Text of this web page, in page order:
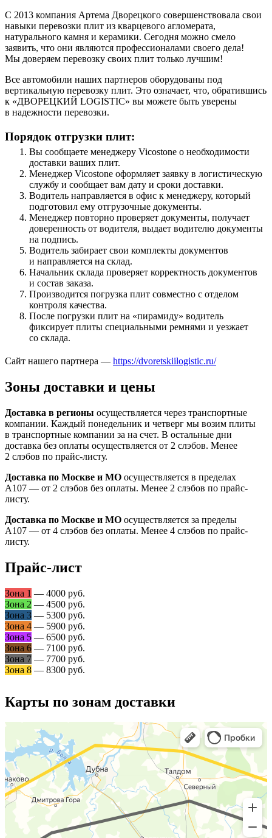
С 2013 компания Артема Дворецкого совершенствовала свои
навыки перевозки плит из кварцевого агломерата,
натурального камня и керамики. Сегодня можно смело
заявить, что они являются профессионалами своего дела!
Мы доверяем перевозку своих плит только лучшим!
Все автомобили наших партнеров оборудованы под
вертикальную перевозку плит. Это означает, что, обратившись
к «ДВОРЕЦКИЙ LOGISTIC» вы можете быть уверены
в надежности перевозки.
Порядок отгрузки плит:
Вы сообщаете менеджеру Vicostone о необходимости
доставки ваших плит.
Менеджер Vicostone оформляет заявку в логистическую
службу и сообщает вам дату и сроки доставки.
Водитель направляется в офис к менеджеру, который
подготовил ему отгрузочные документы.
Менеджер повторно проверяет документы, получает
доверенность от водителя, выдает водителю документы
на подпись.
Водитель забирает свои комплекты документов
и направляется на склад.
Начальник склада проверяет корректность документов
и состав заказа.
Производится погрузка плит совместно с отделом
контроля качества.
После погрузки плит на «пирамиду» водитель
фиксирует плиты специальными ремнями и уезжает
со склада.
Сайт нашего партнера — https://dvoretskiilogistic.ru/
Зоны доставки и цены
Доставка в регионы осуществляется через транспортные
компании. Каждый понедельник и четверг мы возим плиты
в транспортные компании за на счет. В остальные дни
доставка без оплаты осуществляется от 2 слэбов. Менее
2 слэбов по прайс-листу.
Доставка по Москве и МО осуществляется в пределах
А107 — от 2 слэбов без оплаты. Менее 2 слэбов по прайс-
листу.
Доставка по Москве и МО осуществляется за пределы
А107 — от 4 слэбов без оплаты. Менее 4 слэбов по прайс-
листу.
Прайс-лист
Зона 1 — 4000 руб.
Зона 2 — 4500 руб.
Зона 3 — 5300 руб.
Зона 4 — 5900 руб.
Зона 5 — 6500 руб.
Зона 6 — 7100 руб.
Зона 7 — 7700 руб.
Зона 8 — 8300 руб.
Карты по зонам доставки